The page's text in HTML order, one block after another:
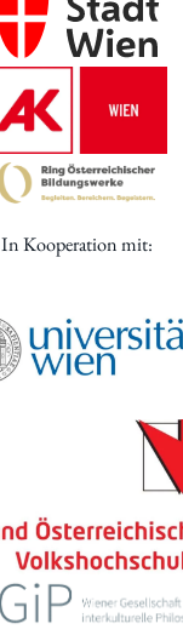
In Kooperation mit: